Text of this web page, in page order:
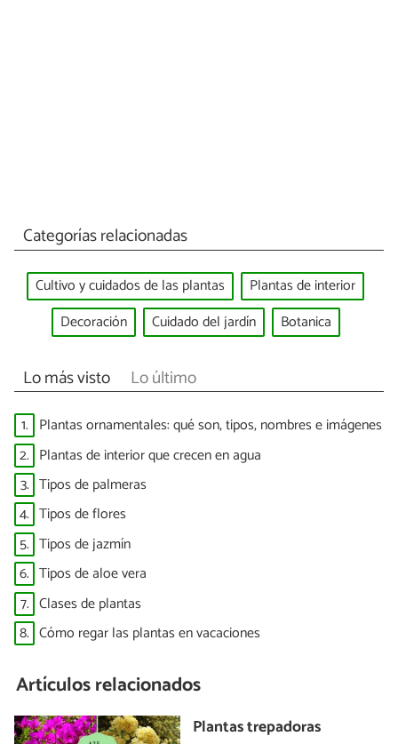
Categorías relacionadas
Cultivo y cuidados de las plantas
Plantas de interior
Decoración
Cuidado del jardín Botanica
Lo más visto Lo último
1. Plantas ornamentales: qué son, tipos, nombres e imágenes
2. Plantas de interior que crecen en agua
3. Tipos de palmeras
4. Tipos de flores
5. Tipos de jazmín
6. Tipos de aloe vera
7. Clases de plantas
8. Cómo regar las plantas en vacaciones
Artículos relacionados
Plantas trepadoras